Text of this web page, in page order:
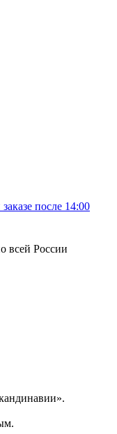
после 14:00
всей России